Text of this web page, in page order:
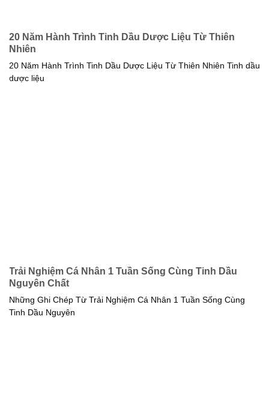
20 Năm Hành Trình Tinh Dầu Dược Liệu Từ Thiên
Nhiên
20 Năm Hành Trình Tinh Dầu Dược Liệu Từ Thiên Nhiên Tinh dầu
dược liệu
Trải Nghiệm Cá Nhân 1 Tuần Sống Cùng Tinh Dầu
Nguyên Chất
Những Ghi Chép Từ Trải Nghiệm Cá Nhân 1 Tuần Sống Cùng
Tinh Dầu Nguyên